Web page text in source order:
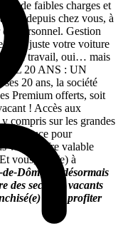
de faibles charges et
depuis chez vous, à
personnel. Gestion
avec juste votre voiture
: du travail, oui… mais
20 ANS : UN
20 ans, la société
Premium offerts, soit
! Accès aux
compris sur les grandes
de pouce pour
vite ! Offre valable
vous, prêt(e) à
Dôme est désormais
des secteurs vacants
et de profiter